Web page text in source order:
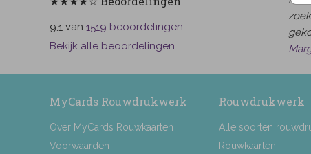
9.1 van 1519 beoordelingen
Bekijk alle beoordelingen
MyCards Rouwdrukwerk
Over MyCards Rouwkaarten
Voorwaarden
Rouwdrukwerk
Alle soorten
Rouwkaarten